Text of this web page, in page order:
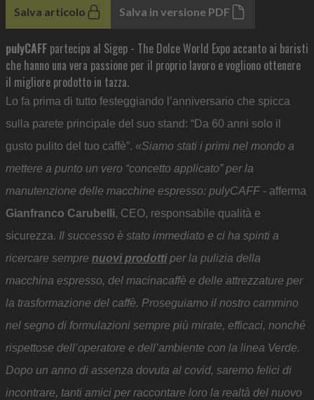
Salva articolo Salva in versione PDF
pulyCAFF partecipa al Sigep - The Dolce World Expo accanto ai baristi
che hanno una vera passione per il proprio lavoro e vogliono ottenere
il migliore prodotto in tazza.
Lo fa prima di tutto festeggiando l’anniversario che spicca
sulla parete principale del suo stand: “Da 60 anni solo il
gusto pulito del tuo caffè”. «Siamo stati i primi nel mondo a
mettere a punto un vero “concetto applicato” per la
manutenzione delle macchine espresso: pulyCAFF- afferma
Gianfranco Carubelli, CEO, responsabile qualità e
sicurezza. Il successo è stato immediato e ci ha spinti a
ricercare sempre nuovi prodottiper la pulizia della
macchina espresso, del macinacaffè e delle attrezzature per
la trasformazione del caffè. Proseguiamo il nostro cammino
nel segno di formulazioni sempre più mirate, efficaci, nonché
rispettose dell’operatore e dell’ambiente con la linea Verde.
Dopo un anno di assenza dovuta al covid, saremo felici di
incontrare, tanti amici per raccontare loro la realtà del nuovo